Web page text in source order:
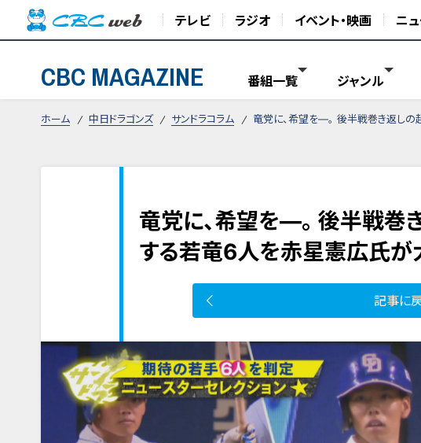
テレビ ラジオ イベント・映画 ニ
CBC MAGAZINE 番組一覧 ジャンル
ホーム 中日ドラゴンズ サンドラコラム 竜党に、希望を―。 後半戦巻き返し
竜党に、希望を―。 後半戦巻
する若竜6人を赤星憲広氏が
記事に